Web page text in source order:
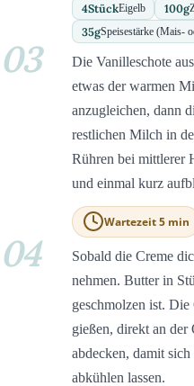
4StückEigelb 100g
35gSpeisestärke (Mais-
03
Die Vanilleschote
etwas der warmen
anzugleichen, dann
restlichen Milch in
Rühren bei mittlerer
und einmal kurz
Wartezeit 5 min
04
Sobald die Creme
nehmen. Butter in
geschmolzen ist. Die
gießen, direkt an
abdecken, damit
abkühlen lassen.